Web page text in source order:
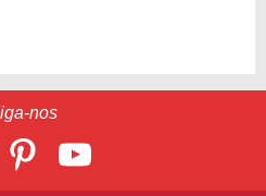
nos